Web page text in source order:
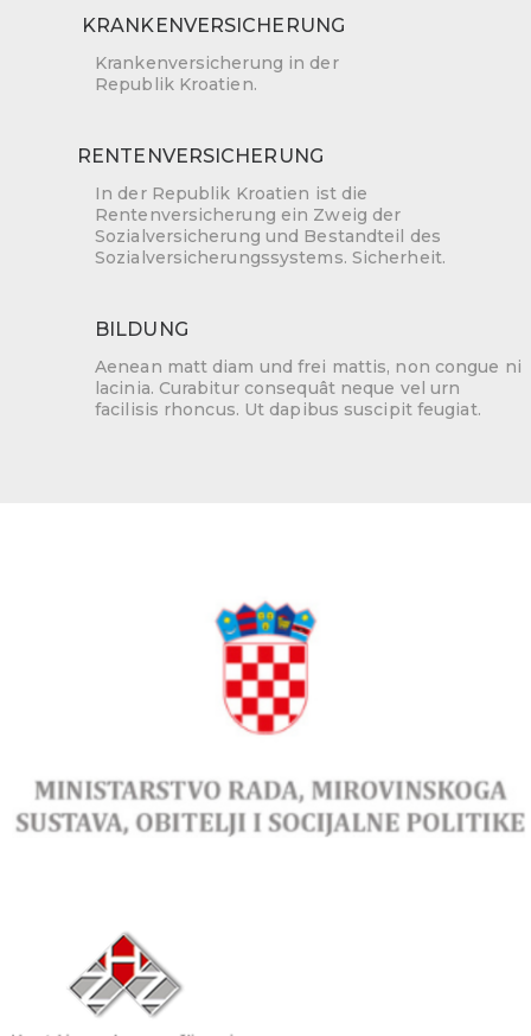
KRANKENVERSICHERUNG
Krankenversicherung in der
Republik Kroatien.
RENTENVERSICHERUNG
In der Republik Kroatien ist die
Rentenversicherung ein Zweig der
Sozialversicherung und Bestandteil des
Sozialversicherungssystems. Sicherheit.
BILDUNG
Aenean matt diam und frei mattis, non congue ni
lacinia. Curabitur consequât neque vel urn
facilisis rhoncus. Ut dapibus suscipit feugiat.